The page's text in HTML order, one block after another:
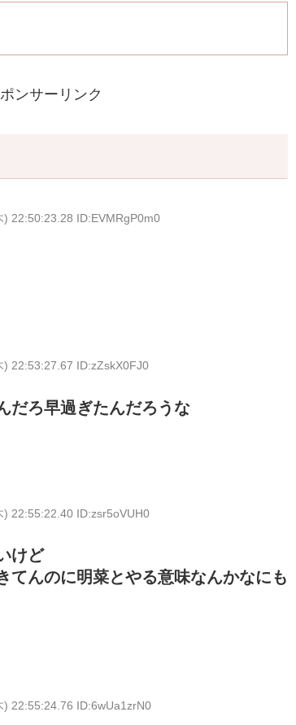
ンサーリンク
) 22:50:23.28 ID:EVMRgP0m0
) 22:53:27.67 ID:zZskX0FJ0
だろ早過ぎたんだろうな
) 22:55:22.40 ID:zsr5oVUH0
けど
てんのに明菜とやる意味なんかなにも
) 22:55:24.76 ID:6wUa1zrN0